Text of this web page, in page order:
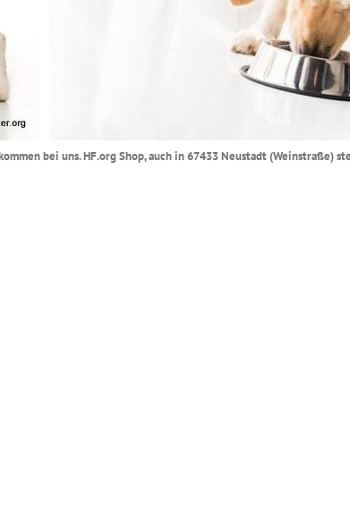
bei uns. HF.org Shop, auch in 67433 Neustadt (Weinstraße)